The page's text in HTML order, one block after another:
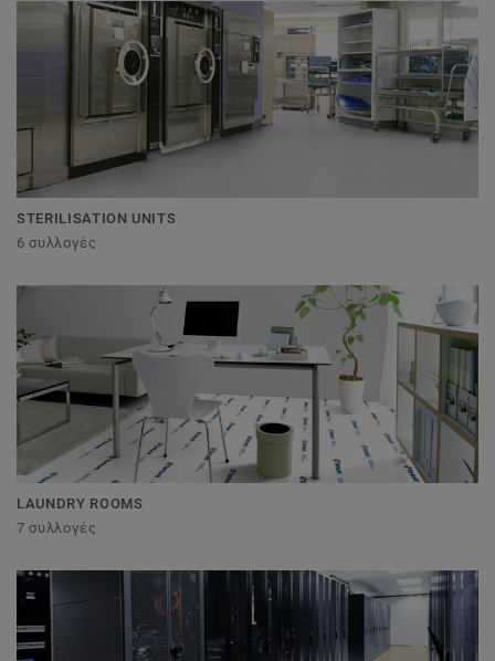
STERILISATION UNITS
6 συλλογές
LAUNDRY ROOMS
7 συλλογές